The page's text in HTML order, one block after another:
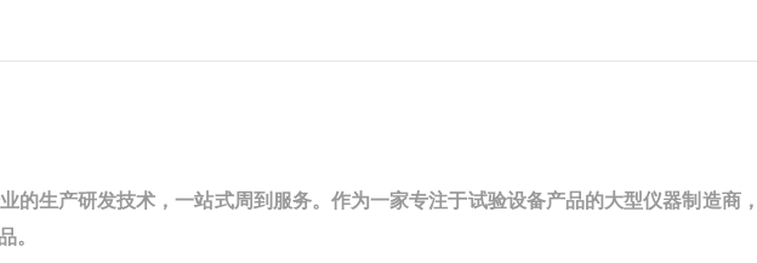
的生产研发技术，一站式周到服务。作为一家专注于试验设备产品的大型仪器制造商
。